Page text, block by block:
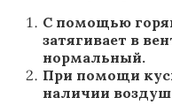
С помощью
затягивает в
нормальный.
При помощи
наличии